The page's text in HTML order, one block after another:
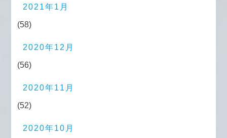
2021年1月
(58)
2020年12月
(56)
2020年11月
(52)
2020年10月